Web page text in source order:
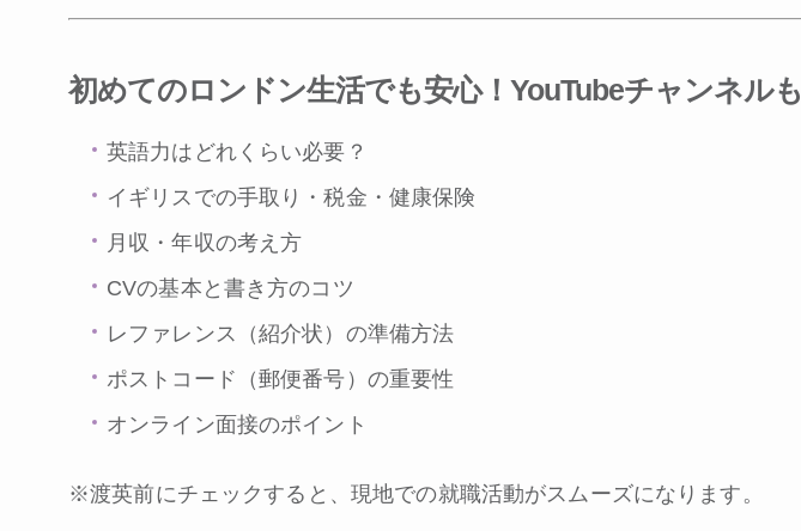
初めてのロンドン生活でも安心！ YouTubeチャンネルも
英語力はどれくらい必要？
イギリスでの手取り・税金・健康保険
月収・年収の考え方
CVの基本と書き方のコツ
レファレンス（紹介状）の準備方法
ポストコード（郵便番号）の重要性
オンライン面接のポイント
※渡英前にチェックすると、現地での就職活動がスムーズになります。